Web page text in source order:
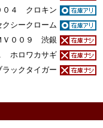
０４ クロキン
シークローム
Ｖ００９ 渋銀
ホロワカサギ
ックタイガー